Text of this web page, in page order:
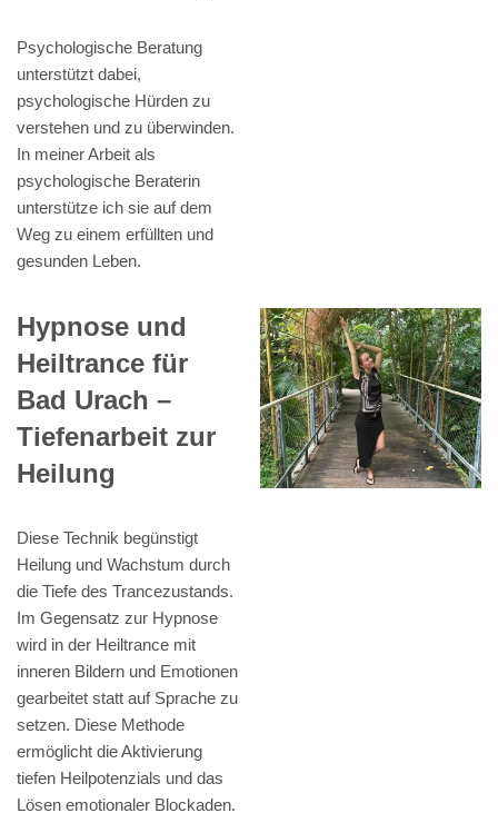
Psychologische Beratung
unterstützt dabei,
psychologische Hürden zu
verstehen und zu überwinden.
In meiner Arbeit als
psychologische Beraterin
unterstütze ich sie auf dem
Weg zu einem erfüllten und
gesunden Leben.
Hypnose und
Heiltrance für
Bad Urach –
Tiefenarbeit zur
Heilung
Diese Technik begünstigt
Heilung und Wachstum durch
die Tiefe des Trancezustands.
Im Gegensatz zur Hypnose
wird in der Heiltrance mit
inneren Bildern und Emotionen
gearbeitet statt auf Sprache zu
setzen. Diese Methode
ermöglicht die Aktivierung
tiefen Heilpotenzials und das
Lösen emotionaler Blockaden.